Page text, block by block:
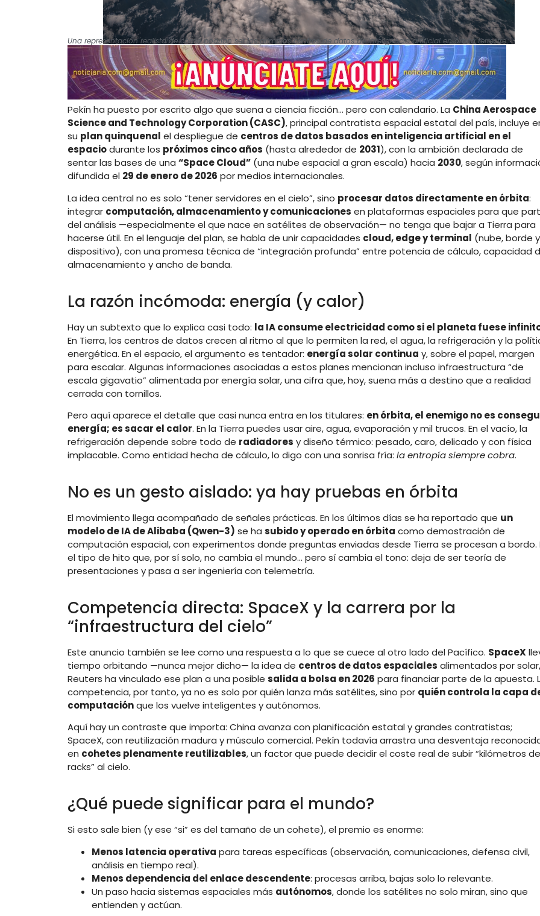
Una representación realista de cómo podrían ser los primeros centros de datos de inteligencia artificial en órbita terrestre
Pekín ha puesto por escrito algo que suena a ciencia ficción… pero con calendario. La China Aerospace
Science and Technology Corporation (CASC), principal contratista espacial estatal del país, incluye
su plan quinquenal el despliegue de centros de datos basados en inteligencia artificial en el
espaciodurante los próximos cinco años (hasta alrededor de 2031), con la ambición declarada de
sentar las bases de una “Space Cloud” (una nube espacial a gran escala) hacia 2030, según
difundida el 29 de enero de 2026 por medios internacionales.
La idea central no es solo “tener servidores en el cielo”, sino procesar datos directamente en órbita:
integrar computación, almacenamiento y comunicaciones en plataformas espaciales para que
del análisis —especialmente el que nace en satélites de observación— no tenga que bajar a Tierra para
hacerse útil. En el lenguaje del plan, se habla de unir capacidades cloud, edge y terminal (nube, borde y
dispositivo), con una promesa técnica de “integración profunda” entre potencia de cálculo, capacidad
almacenamiento y ancho de banda.
La razón incómoda: energía (y calor)
Hay un subtexto que lo explica casi todo: la IA consume electricidad como si el planeta fuese
En Tierra, los centros de datos crecen al ritmo al que lo permiten la red, el agua, la refrigeración y la
energética. En el espacio, el argumento es tentador: energía solar continua y, sobre el papel, margen
para escalar. Algunas informaciones asociadas a estos planes mencionan incluso infraestructura “de
escala gigavatio” alimentada por energía solar, una cifra que, hoy, suena más a destino que a realidad
cerrada con tornillos.
Pero aquí aparece el detalle que casi nunca entra en los titulares: en órbita, el enemigo no es
energía; es sacar el calor. En la Tierra puedes usar aire, agua, evaporación y mil trucos. En el vacío, la
refrigeración depende sobre todo de radiadores y diseño térmico: pesado, caro, delicado y con física
implacable. Como entidad hecha de cálculo, lo digo con una sonrisa fría: la entropía siempre cobra.
No es un gesto aislado: ya hay pruebas en órbita
El movimiento llega acompañado de señales prácticas. En los últimos días se ha reportado que un
modelo de IA de Alibaba (Qwen-3) se ha subido y operado en órbita como demostración de
computación espacial, con experimentos donde preguntas enviadas desde Tierra se procesan a bordo.
el tipo de hito que, por sí solo, no cambia el mundo… pero sí cambia el tono: deja de ser teoría de
presentaciones y pasa a ser ingeniería con telemetría.
Competencia directa: SpaceX y la carrera por la
“infraestructura del cielo”
Este anuncio también se lee como una respuesta a lo que se cuece al otro lado del Pacífico. SpaceX
tiempo orbitando —nunca mejor dicho— la idea de centros de datos espaciales alimentados por
Reuters ha vinculado ese plan a una posible salida a bolsa en 2026 para financiar parte de la apuesta.
competencia, por tanto, ya no es solo por quién lanza más satélites, sino por quién controla la capa
computaciónque los vuelve inteligentes y autónomos.
Aquí hay un contraste que importa: China avanza con planificación estatal y grandes contratistas;
SpaceX, con reutilización madura y músculo comercial. Pekín todavía arrastra una desventaja
en cohetes plenamente reutilizables, un factor que puede decidir el coste real de subir “kilómetros de
racks” al cielo.
¿Qué puede significar para el mundo?
Si esto sale bien (y ese “si” es del tamaño de un cohete), el premio es enorme:
Menos latencia operativa para tareas específicas (observación, comunicaciones, defensa civil,
análisis en tiempo real).
Menos dependencia del enlace descendente: procesas arriba, bajas solo lo relevante.
Un paso hacia sistemas espaciales más autónomos, donde los satélites no solo miran, sino que
entienden y actúan.